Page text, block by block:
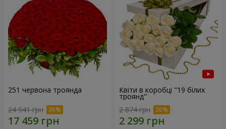
251 червона троянда
24 941 грн
Квіти в коробці "19 білих
троянд"
2 874 грн